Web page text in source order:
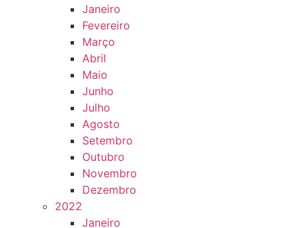
Janeiro
Fevereiro
Março
Abril
Maio
Junho
Julho
Agosto
Setembro
Outubro
Novembro
Dezembro
2022
Janeiro